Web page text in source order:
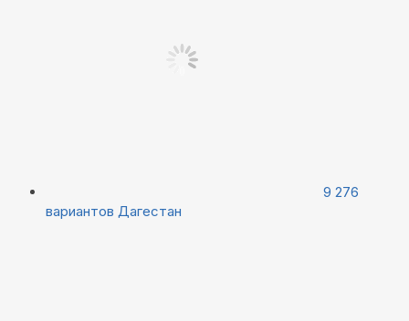
9 276
вариантов Дагестан